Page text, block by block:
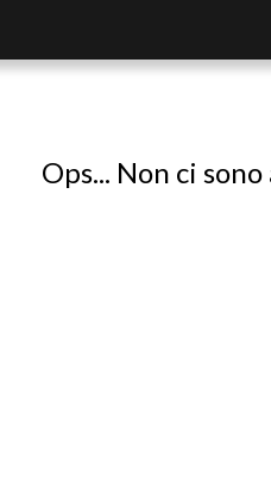
Ops... Non ci